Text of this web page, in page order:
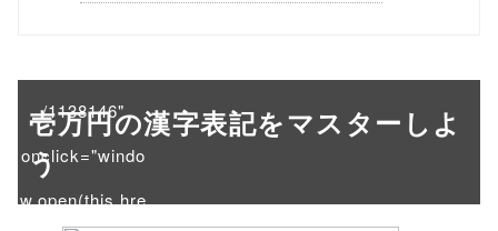
/1138146"
onclick="windo
w.open(this.hre
壱万円の漢字表記をマスターしよ
う